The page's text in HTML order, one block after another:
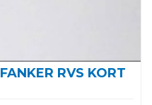
RVS KORT